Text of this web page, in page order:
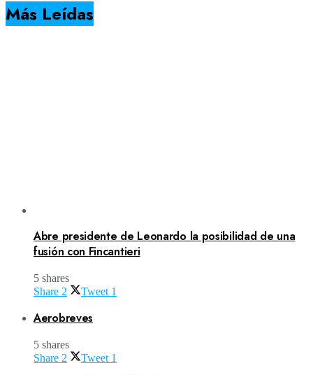
Más Leídas
Abre presidente de Leonardo la posibilidad de una
fusión con Fincantieri
5 shares
Share 2 Tweet 1
Aerobreves
5 shares
Share 2 Tweet 1